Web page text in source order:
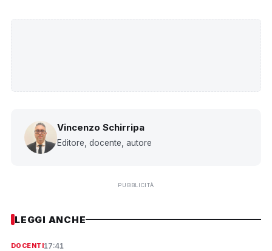
Vincenzo Schirripa
Editore, docente, autore
PUBBLICITÀ
LEGGI ANCHE
DOCENTI17:41